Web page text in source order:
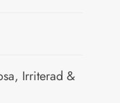
Irriterad &